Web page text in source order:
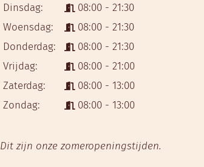
Dinsdag:
Woensdag:
Donderdag:
Vrijdag:
Zaterdag:
Zondag:
08:00 - 21:30
08:00 - 21:30
08:00 - 21:30
08:00 - 21:00
08:00 - 13:00
08:00 - 13:00
Dit zijn onze zomeropeningstijden.